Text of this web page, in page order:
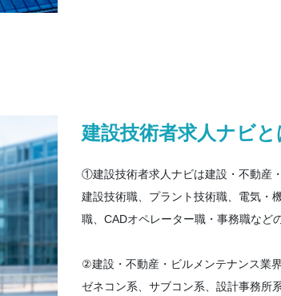
建設技術者求人ナビと
①建設技術者求人ナビは建設・不動産
建設技術職、プラント技術職、電気・
職、CADオペレーター職・事務職など
②建設・不動産・ビルメンテナンス業
ゼネコン系、サブコン系、設計事務所